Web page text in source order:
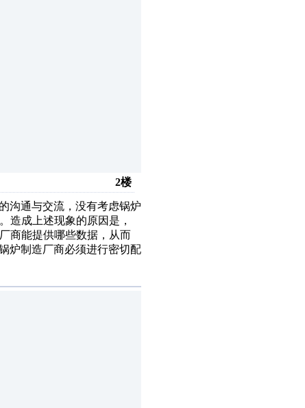
2楼
沟通与交流，没有考虑锅炉
造成上述现象的原因是，
商能提供哪些数据，从而
炉制造厂商必须进行密切配